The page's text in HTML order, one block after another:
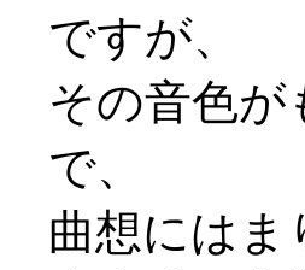
ですが、
その音色
で、
曲想にはま